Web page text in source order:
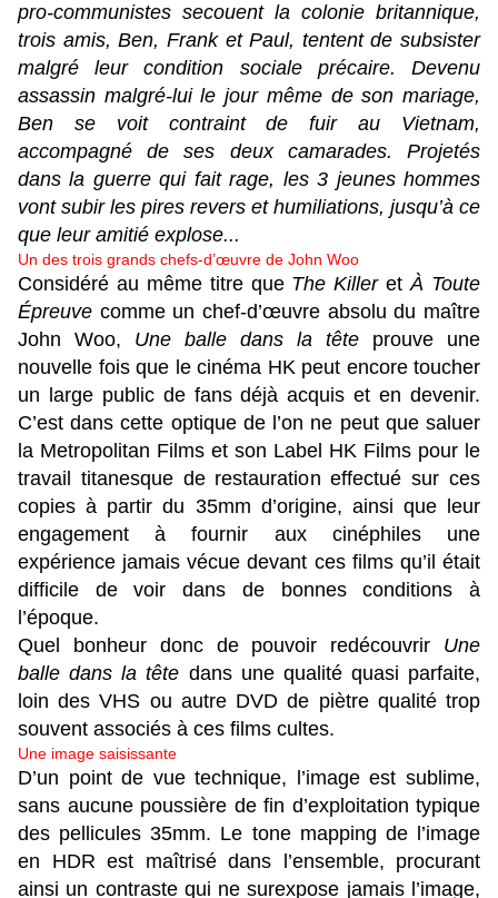
pro-communistes secouent la colonie britannique,
trois amis, Ben, Frank et Paul, tentent de subsister
malgré leur condition sociale précaire. Devenu
assassin malgré-lui le jour même de son mariage,
Ben se voit contraint de fuir au Vietnam,
accompagné de ses deux camarades. Projetés
dans la guerre qui fait rage, les 3 jeunes hommes
vont subir les pires revers et humiliations, jusqu’à ce
que leur amitié explose...
Un des trois grands chefs-d’œuvre de John Woo
Considéré au même titre queThe KilleretÀ Toute
Épreuve comme un chef-d’œuvre absolu du maître
John Woo, Une balle dans la tête prouve une
nouvelle fois que le cinéma HK peut encore toucher
un large public de fans déjà acquis et en devenir.
C’est dans cette optique de l’on ne peut que saluer
la Metropolitan Films et son Label HK Films pour le
travail titanesque de restauration effectué sur ces
copies à partir du 35mm d’origine, ainsi que leur
engagement à fournir aux cinéphiles une
expérience jamais vécue devant ces films qu’il était
difficile de voir dans de bonnes conditions à
l’époque.
Quel bonheur donc de pouvoir redécouvrir Une
balle dans la tête dans une qualité quasi parfaite,
loin des VHS ou autre DVD de piètre qualité trop
souvent associés à ces films cultes.
Une image saisissante
D’un point de vue technique, l’image est sublime,
sans aucune poussière de fin d’exploitation typique
des pellicules 35mm. Le tone mapping de l’image
en HDR est maîtrisé dans l’ensemble, procurant
ainsi un contraste qui ne surexpose jamais l’image,